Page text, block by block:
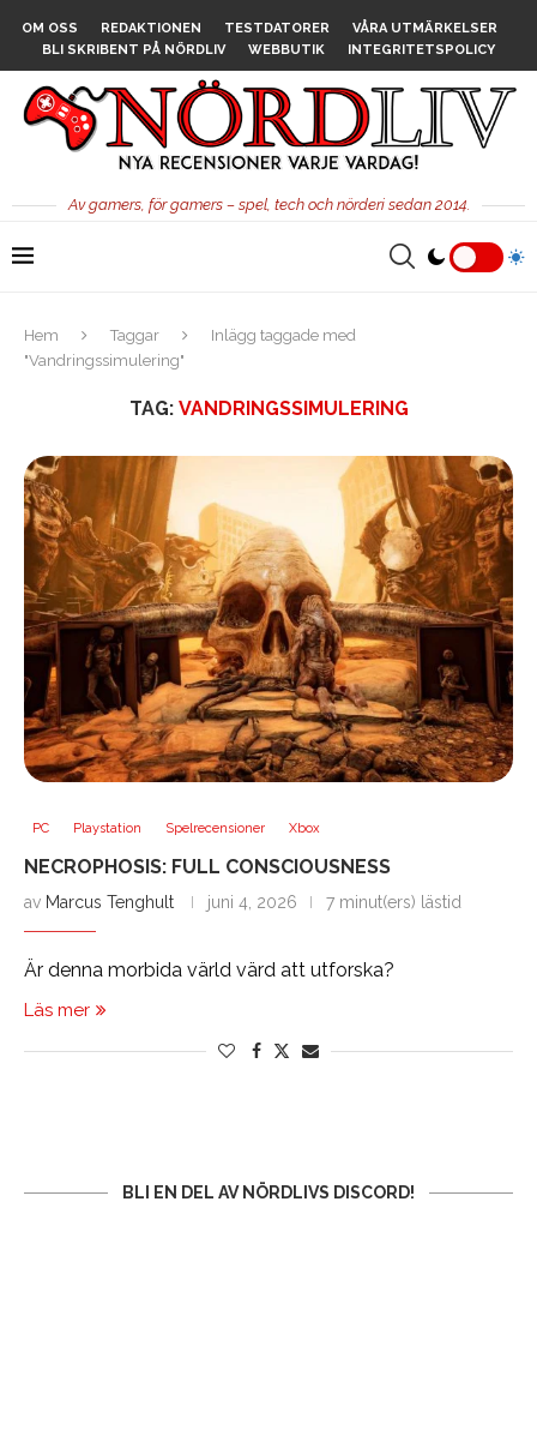
OM OSS REDAKTIONEN TESTDATORER
VÅRA UTMÄRKELSER
BLI SKRIBENT PÅ NÖRDLIV
WEBBUTIK INTEGRITETSPOLICY
Av gamers, för gamers – spel, tech och nörderi sedan 2014.
Hem Taggar
Inlägg taggade med
"Vandringssimulering"
TAG: VANDRINGSSIMULERING
PC Playstation Spelrecensioner Xbox
NECROPHOSIS: FULL CONSCIOUSNESS
av Marcus Tenghult juni 4, 2026 7 minut(ers) lästid
Är denna morbida värld värd att utforska?
Läs mer
BLI EN DEL AV NÖRDLIVS DISCORD!